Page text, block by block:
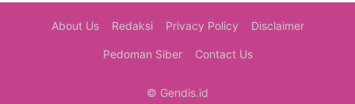
About Us Redaksi Privacy Policy Disclaimer
Pedoman Siber Contact Us
© Gendis.id